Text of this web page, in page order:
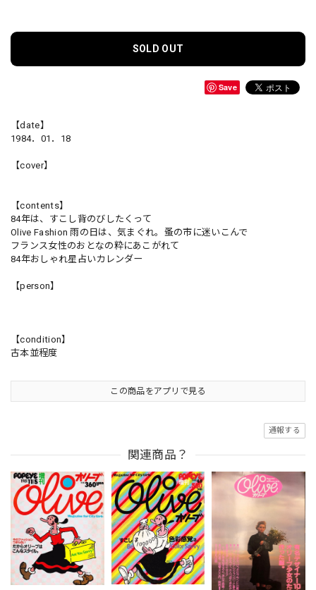
SOLD OUT
Save
【date】
1984．01．18
【cover】
【contents】
84年は、すこし背のびしたくって
Olive Fashion 雨の日は、気まぐれ。蚤の市に迷いこんで
フランス女性のおとなの粋にあこがれて
84年おしゃれ星占いカレンダー
【person】
【condition】
古本並程度
この商品をアプリで見る
通報する
関連商品？